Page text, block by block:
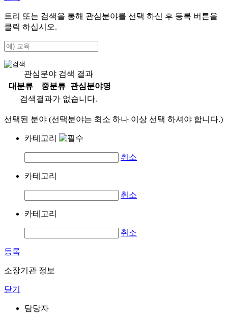
트리 또는 검색을 통해 관심분야를 선택 하신 후 등록 버튼을
클릭 하십시오.
관심분야 검색 결과
대분류
중분류
관심분야명
검색결과가 없습니다.
선택된 분야 (선택분야는 최소 하나 이상 선택 하셔야 합니다.)
카테고리
취소
카테고리
취소
카테고리
취소
등록
소장기관 정보
닫기
담당자